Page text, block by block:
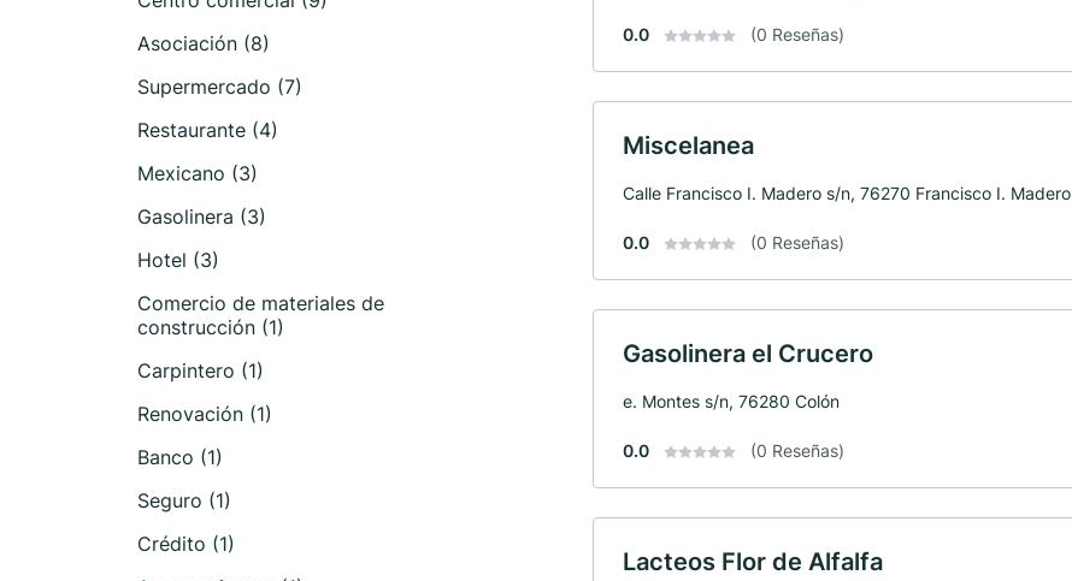
Asociación (8)
Supermercado (7)
Restaurante (4)
Mexicano (3)
Gasolinera (3)
Hotel (3)
Comercio de materiales de
construcción (1)
Carpintero (1)
Renovación (1)
Banco (1)
Seguro (1)
Crédito (1)
0.0 (0 Reseñas)
Miscelanea
Calle Francisco I. Madero s/n, 76270 Francisco I. Madero
0.0 (0 Reseñas)
Gasolinera el Crucero
e. Montes s/n, 76280 Colón
0.0 (0 Reseñas)
Lacteos Flor de Alfalfa